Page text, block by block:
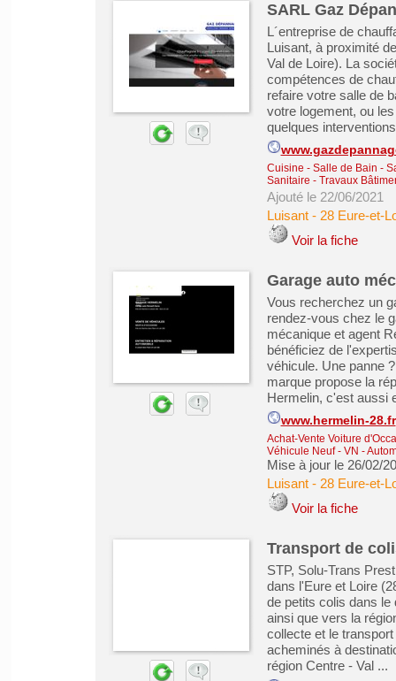
SARL Gaz
L´entreprise de
Luisant, à proximité
Val de Loire). La
compétences de
refaire votre salle de
votre logement, ou
quelques
Cuisine - Salle de Bain -
Sanitaire - Travaux
Ajouté le 22/06/2021
Luisant- 28 Eure-et-
Voir la fiche
Garage auto
Vous recherchez un
rendez-vous chez le
mécanique et agent
bénéficiez de
véhicule. Une panne
marque propose la
Hermelin, c'est aussi
www.hermelin-28.fr
Achat-Vente Voiture
Véhicule Neuf - VN -
Mise à jour le 26/02/
Luisant- 28 Eure-et-
Voir la fiche
Transport de
STP, Solu-Trans
dans l'Eure et Loire
de petits colis dans le
ainsi que vers la
collecte et le
acheminés à
région Centre - Val ...